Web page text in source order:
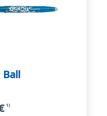
Ball
1)